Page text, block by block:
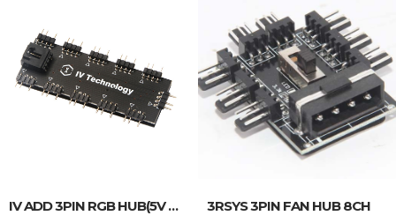
IV ADD 3PIN RGB HUB(5V ADD_R... 3RSYS 3PIN FAN HUB 8CH